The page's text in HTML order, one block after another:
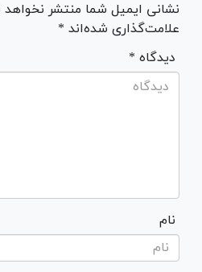
نشانی ایمیل شما منتشر
علامت‌گذاری شده‌اند *
* دیدگاه
نام